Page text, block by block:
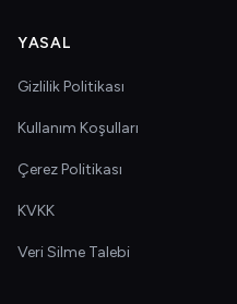
YASAL
Gizlilik Politikası
Kullanım Koşulları
Çerez Politikası
KVKK
Veri Silme Talebi